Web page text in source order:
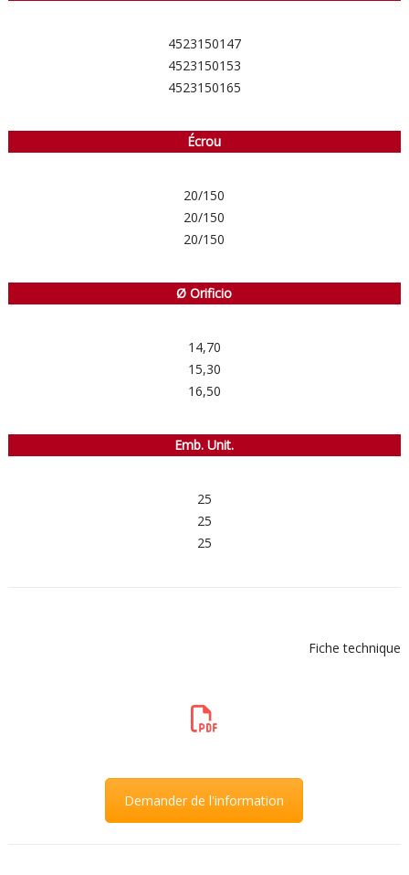
4523150147
4523150153
4523150165
Écrou
20/150
20/150
20/150
Ø Orificio
14,70
15,30
16,50
Emb. Unit.
25
25
25
Fiche technique
Demander de l'information